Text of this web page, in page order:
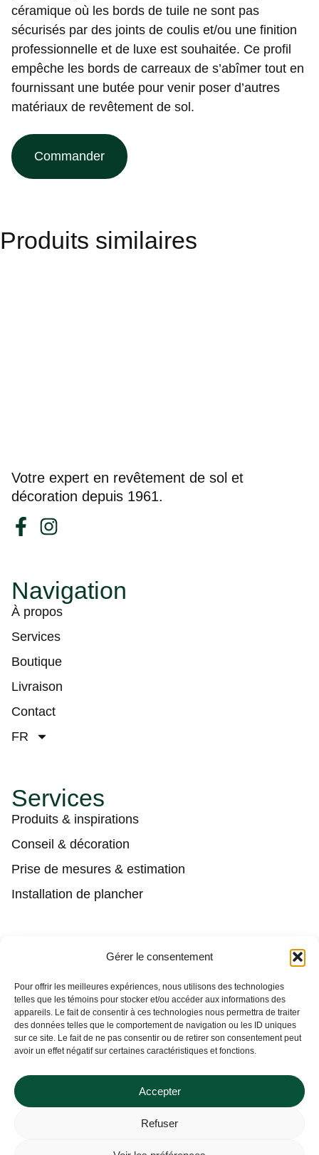
Gérer le consentement
Pour offrir les meilleures expériences, nous utilisons des technologies
telles que les témoins pour stocker et/ou accéder aux informations des
appareils. Le fait de consentir à ces technologies nous permettra de traiter
des données telles que le comportement de navigation ou les ID uniques
sur ce site. Le fait de ne pas consentir ou de retirer son consentement peut
avoir un effet négatif sur certaines caractéristiques et fonctions.
Accepter
Refuser
céramique où les bords de tuile ne sont pas
sécurisés par des joints de coulis et/ou une finition
professionnelle et de luxe est souhaitée. Ce profil
empêche les bords de carreaux de s’abîmer tout en
fournissant une butée pour venir poser d’autres
matériaux de revêtement de sol.
Commander
Produits similaires
Votre expert en revêtement de sol et
décoration depuis 1961.
Navigation
À propos
Services
Boutique
Livraison
Contact
FR
Services
Produits & inspirations
Conseil & décoration
Prise de mesures & estimation
Installation de plancher
tgl@tapisguylaberge.com
3275 Bd Monseigneur-Langlois, Salaberry-de-
Valleyfield, QC J6S 4Y2